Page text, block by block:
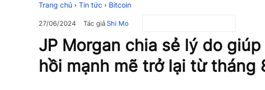
Trang chủ Tin tức Bitcoin
27/06/2024 Tác giảShi Mo
JP Morgan chia sẻ lý do
hồi mạnh mẽ trở lại từ tháng